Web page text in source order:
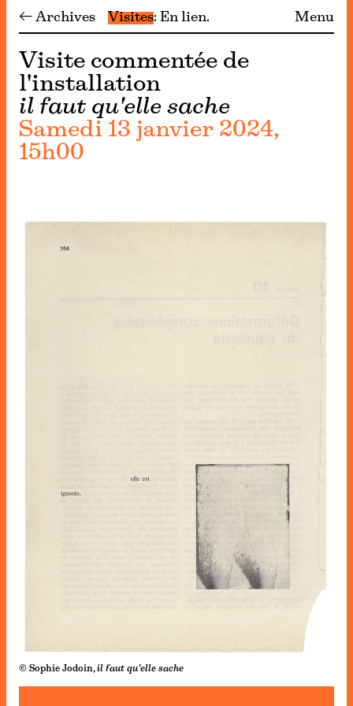
← Archives Visites En lien Menu
Visite commentée de
l'installation
il faut qu'elle sache
Samedi 13 janvier 2024,
15h00
© Sophie Jodoin, il faut qu’elle sache